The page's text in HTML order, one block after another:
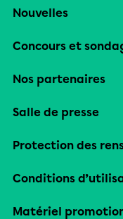
Nouvelles
Concours et
Nos partenaires
Salle de presse
Protection des
Conditions
Matériel